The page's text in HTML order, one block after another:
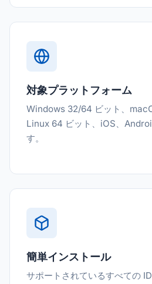
対象プラットフォーム
Windows 32/64 ビット、
Linux 64 ビット、iOS、
す。
簡単インストール
サポートされているすべての